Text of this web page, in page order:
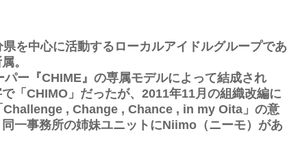
を中心に活動するローカルアイドルグループであ
。
ー『CHIME』の専属モデルによって結成され
「CHIMO」だったが、2011年11月の組織改編に
Challenge , Change , Chance , in my Oita」の意
一事務所の姉妹ユニットにNiimo（ニーモ）があ